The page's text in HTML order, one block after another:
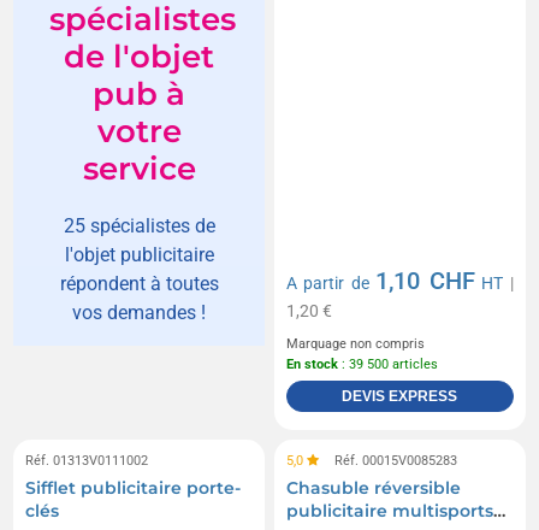
spécialistes
de l'objet
pub à
votre
service
25 spécialistes de
l'objet publicitaire
répondent à toutes
vos demandes !
A partir de 1,10 CHF HT |
1,20 €
Marquage non compris
En stock : 39 500 articles
DEVIS EXPRESS
Réf. 01313V0111002
Sifflet publicitaire porte-
clés
5,0 Réf. 00015V0085283
Chasuble réversible
publicitaire multisports